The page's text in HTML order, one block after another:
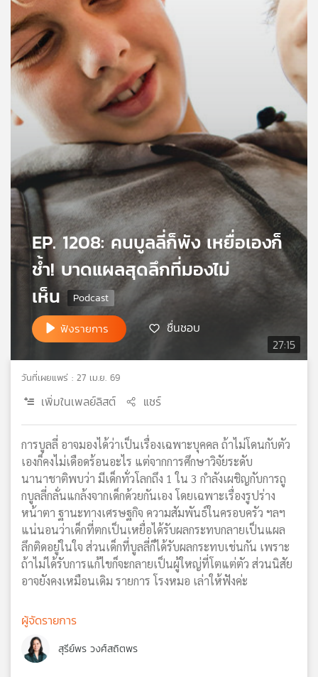
บทความ
ข่าว
และ
กิจกรรม
เกี่ยว
กับ
เรา
เครือ
ข่าย
วิทยุ
แผนที่
วิทยุ
เครือ
27:15
EP. 1208: คนบูลลี่ก็พัง เหยื่อเองก็
ช้ำ! บาดแผลสุดลึกที่มองไม่
เห็น
ฟังรายการ ชื่นชอบ
วันที่เผยแพร่ : 27 เม.ย. 69
เพิ่มในเพลย์ลิสต์ แชร์
การบูลลี่ อาจมองได้ว่าเป็นเรื่องเฉพาะบุคคล ถ้าไม่โดนกับตัว
เองก็คงไม่เดือดร้อนอะไร แต่จากการศึกษาวิจัยระดับ
นานาชาติพบว่า มีเด็กทั่วโลกถึง 1 ใน 3 กำลังเผชิญกับการถู
กบูลลี่กลั่นแกล้งจากเด็กด้วยกันเอง โดยเฉพาะเรื่องรูปร่าง
หน้าตา ฐานะทางเศรษฐกิจ ความสัมพันธ์ในครอบครัว ฯลฯ
แน่นอนว่าเด็กที่ตกเป็นเหยื่อได้รับผลกระทบกลายเป็นแผล
ลึกติดอยู่ในใจ ส่วนเด็กที่บูลลี่ก็ได้รับผลกระทบเช่นกัน เพราะ
ถ้าไม่ได้รับการแก้ไขก็จะกลายเป็นผู้ใหญ่ที่โตแต่ตัว ส่วนนิสัย
อาจยังคงเหมือนเดิม รายการ โรงหมอ เล่าให้ฟังค่ะ
ผู้จัดรายการ
สุรีย์พร วงศ์สถิตพร